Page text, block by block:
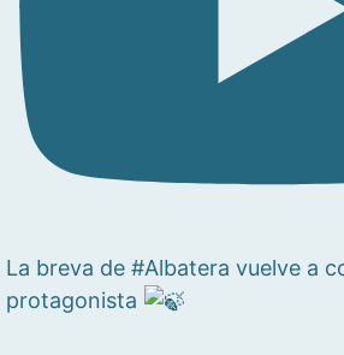
La breva de #Albatera vuelve a
protagonista